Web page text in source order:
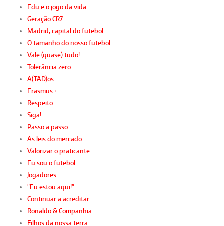
Edu e o jogo da vida
Geração CR7
Madrid, capital do futebol
O tamanho do nosso futebol
Vale (quase) tudo!
Tolerância zero
A(TAD)os
Erasmus +
Respeito
Siga!
Passo a passo
As leis do mercado
Valorizar o praticante
Eu sou o futebol
Jogadores
"Eu estou aqui!"
Continuar a acreditar
Ronaldo & Companhia
Filhos da nossa terra